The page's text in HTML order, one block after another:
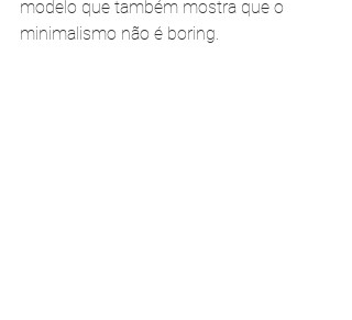
modelo que também mostra que o
minimalismo não é boring.